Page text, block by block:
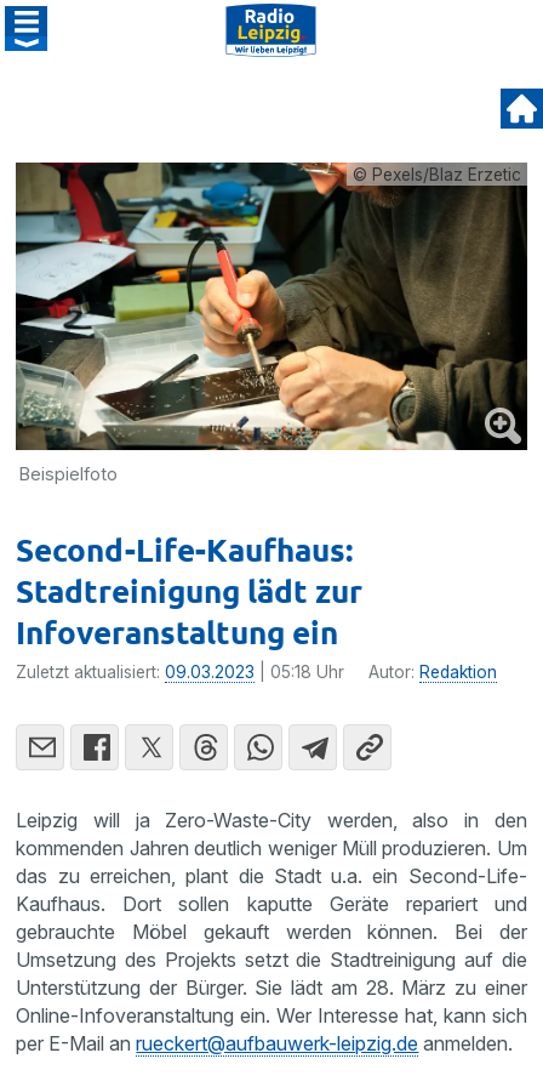
© Pexels/Blaz Erzetic
Beispielfoto
Second-Life-Kaufhaus:
Stadtreinigung lädt zur
Infoveranstaltung ein
Zuletzt aktualisiert:09.03.2023 | 05:18 Uhr Autor: Redaktion
Leipzig will ja Zero-Waste-City werden, also in den
kommenden Jahren deutlich weniger Müll produzieren. Um
das zu erreichen, plant die Stadt u.a. ein Second-Life-
Kaufhaus. Dort sollen kaputte Geräte repariert und
gebrauchte Möbel gekauft werden können. Bei der
Umsetzung des Projekts setzt die Stadtreinigung auf die
Unterstützung der Bürger. Sie lädt am 28. März zu einer
Online-Infoveranstaltung ein. Wer Interesse hat, kann sich
per E-Mail anrueckert@aufbauwerk-leipzig.de anmelden.